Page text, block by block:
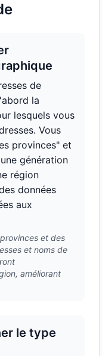
de
la
lesquels vous
Vous
provinces" et
génération
région
données
aux
et des
et noms de
améliorant
le type